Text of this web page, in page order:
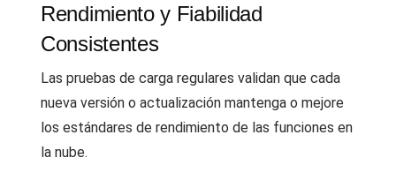
Rendimiento y Fiabilidad
Consistentes
Las pruebas de carga regulares validan que cada
nueva versión o actualización mantenga o mejore
los estándares de rendimiento de las funciones en
la nube.